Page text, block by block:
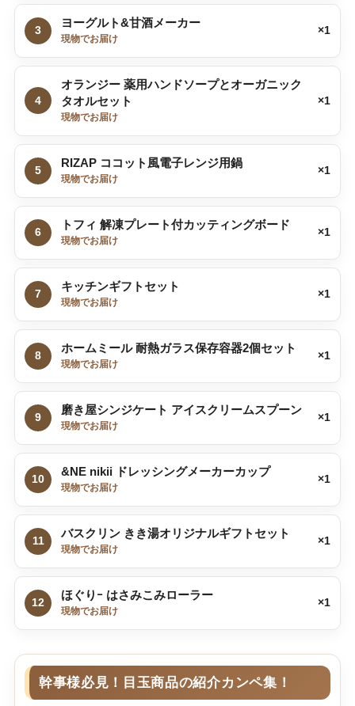
3
ヨーグルト&甘酒メーカー
現物でお届け
×1
4
オランジー 薬用ハンドソープとオーガニック
タオルセット
現物でお届け
×1
5
RIZAP ココット風電子レンジ用鍋
現物でお届け
×1
6
トフィ 解凍プレート付カッティングボード
現物でお届け
×1
7
キッチンギフトセット
現物でお届け
×1
8
ホームミール 耐熱ガラス保存容器2個セット
現物でお届け
×1
9
磨き屋シンジケート アイスクリームスプーン
現物でお届け
×1
10
&NE nikii ドレッシングメーカーカップ
現物でお届け
×1
11
バスクリン きき湯オリジナルギフトセット
現物でお届け
×1
12
ほぐりｰ はさみこみローラー
現物でお届け
×1
幹事様必見！目玉商品の紹介カンペ集！